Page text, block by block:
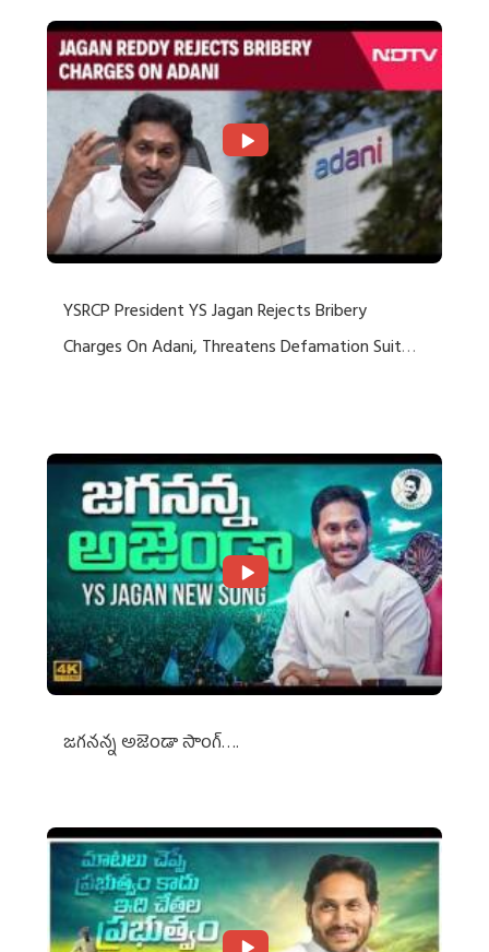
YSRCP President YS Jagan Rejects Bribery
Charges On Adani, Threatens Defamation Suit
జగనన్న అజెండా సాంగ్….